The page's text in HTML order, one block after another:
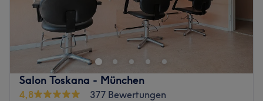
El Corte Hair Lounge ,verstärkt des Team mit Pegah
Zurück zur Salonansicht
Salon Toskana - München
4,8
377 Bewertungen